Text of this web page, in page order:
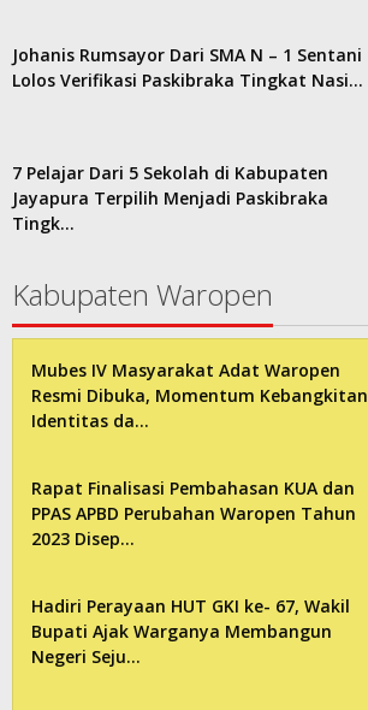
Johanis Rumsayor Dari SMA N – 1 Sentani
Lolos Verifikasi Paskibraka Tingkat Nasi…
7 Pelajar Dari 5 Sekolah di Kabupaten
Jayapura Terpilih Menjadi Paskibraka
Tingk…
Kabupaten Waropen
Mubes IV Masyarakat Adat Waropen
Resmi Dibuka, Momentum Kebangkitan
Identitas da…
Rapat Finalisasi Pembahasan KUA dan
PPAS APBD Perubahan Waropen Tahun
2023 Disep…
Hadiri Perayaan HUT GKI ke- 67, Wakil
Bupati Ajak Warganya Membangun
Negeri Seju…